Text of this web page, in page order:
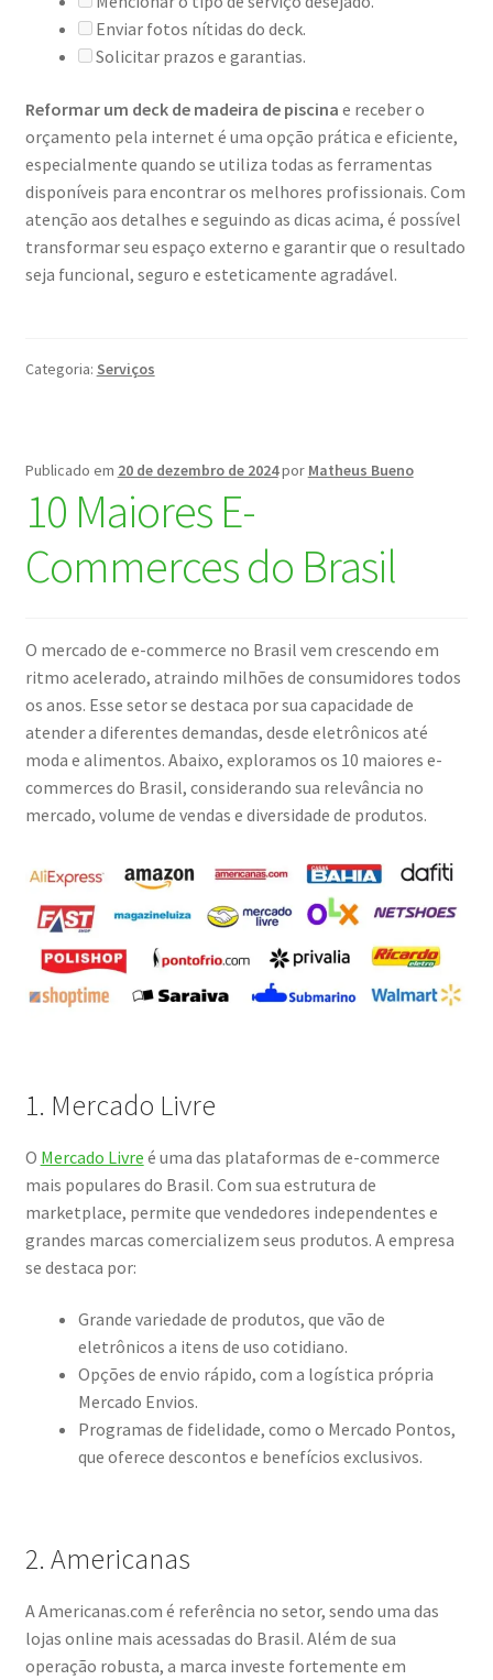
Enviar fotos nítidas do deck.
Solicitar prazos e garantias.
Reformar um deck de madeira de piscina e receber o
orçamento pela internet é uma opção prática e eficiente,
especialmente quando se utiliza todas as ferramentas
disponíveis para encontrar os melhores profissionais. Com
atenção aos detalhes e seguindo as dicas acima, é possível
transformar seu espaço externo e garantir que o resultado
seja funcional, seguro e esteticamente agradável.
Categoria: Serviços
Publicado em 20 de dezembro de 2024por Matheus Bueno
10 Maiores E-
Commerces do Brasil
O mercado de e-commerce no Brasil vem crescendo em
ritmo acelerado, atraindo milhões de consumidores todos
os anos. Esse setor se destaca por sua capacidade de
atender a diferentes demandas, desde eletrônicos até
moda e alimentos. Abaixo, exploramos os 10 maiores e-
commerces do Brasil, considerando sua relevância no
mercado, volume de vendas e diversidade de produtos.
1. Mercado Livre
O Mercado Livre é uma das plataformas de e-commerce
mais populares do Brasil. Com sua estrutura de
marketplace, permite que vendedores independentes e
grandes marcas comercializem seus produtos. A empresa
se destaca por:
Grande variedade de produtos, que vão de
eletrônicos a itens de uso cotidiano.
Opções de envio rápido, com a logística própria
Mercado Envios.
Programas de fidelidade, como o Mercado Pontos,
que oferece descontos e benefícios exclusivos.
2. Americanas
A Americanas.com é referência no setor, sendo uma das
lojas online mais acessadas do Brasil. Além de sua
operação robusta, a marca investe fortemente em